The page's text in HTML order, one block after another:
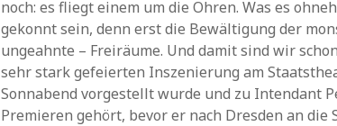
noch: es fliegt einem um die Ohren. Was es
gekonnt sein, denn erst die Bewältigung der
ungeahnte – Freiräume. Und damit sind wir
sehr stark gefeierten Inszenierung am
Sonnabend vorgestellt wurde und zu Intendant
Premieren gehört, bevor er nach Dresden an die